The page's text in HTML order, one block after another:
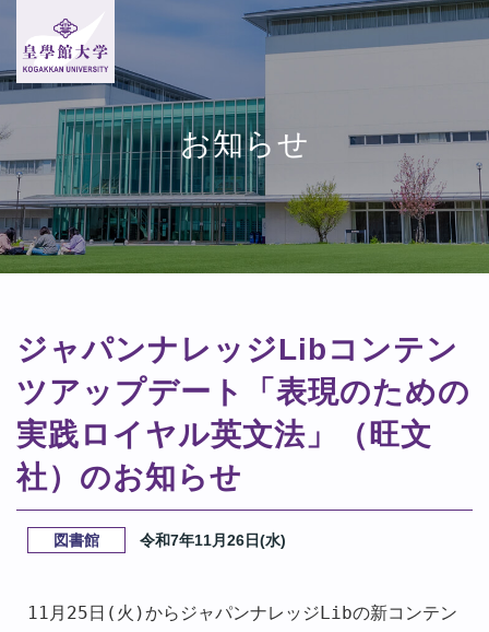
お知らせ
ジャパンナレッジLibコンテン
ツアップデート「表現のための
実践ロイヤル英文法」（旺文
社）のお知らせ
図書館 令和7年11月26日(水)
11月25日(火)からジャパンナレッジLibの新コンテン